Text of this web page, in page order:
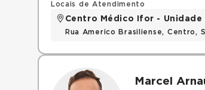
Locais de Atendimento
Centro Médico Ifor - Unidade
Rua Americo Brasiliense, Centro,
Marcel